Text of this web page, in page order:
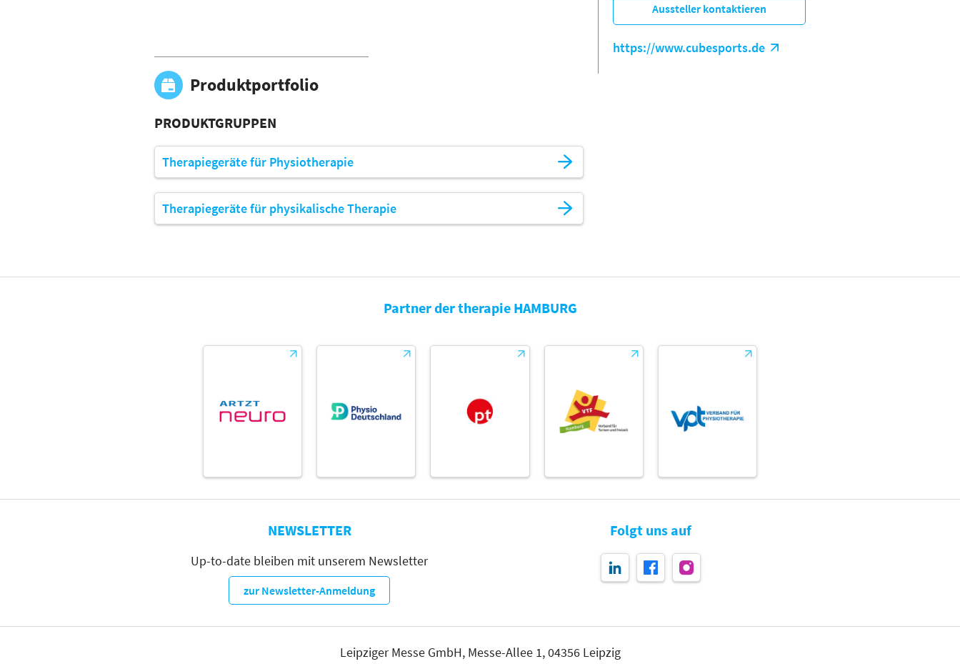
Produktportfolio
PRODUKTGRUPPEN
Therapiegeräte für Physiotherapie
Therapiegeräte für physikalische Therapie
Aussteller kontaktieren
https://www.cubesports.de
Partner der therapie HAMBURG
NEWSLETTER
Up-to-date bleiben mit unserem Newsletter
zur Newsletter-Anmeldung
Folgt uns auf
Leipziger Messe GmbH, Messe-Allee 1, 04356 Leipzig